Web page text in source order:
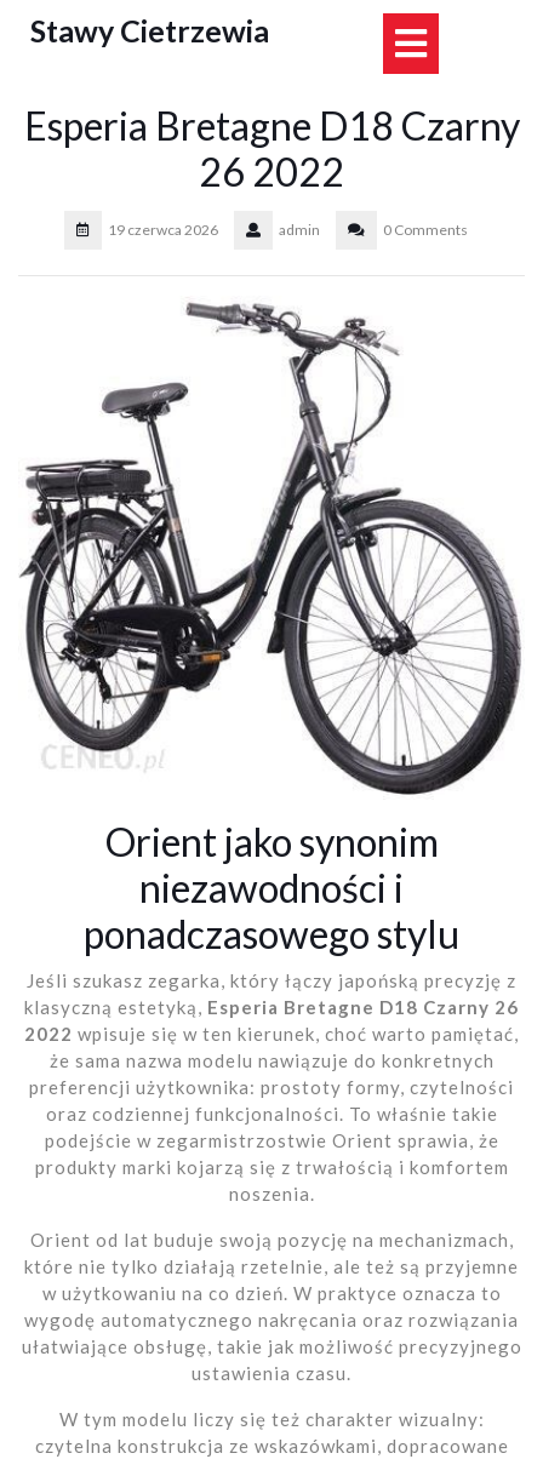
Stawy Cietrzewia
Esperia Bretagne D18 Czarny
26 2022
19 czerwca 2026 admin 0 Comments
Orient jako synonim
niezawodności i
ponadczasowego stylu
Jeśli szukasz zegarka, który łączy japońską precyzję z
klasyczną estetyką, Esperia Bretagne D18 Czarny 26
2022 wpisuje się w ten kierunek, choć warto pamiętać,
że sama nazwa modelu nawiązuje do konkretnych
preferencji użytkownika: prostoty formy, czytelności
oraz codziennej funkcjonalności. To właśnie takie
podejście w zegarmistrzostwie Orient sprawia, że
produkty marki kojarzą się z trwałością i komfortem
noszenia.
Orient od lat buduje swoją pozycję na mechanizmach,
które nie tylko działają rzetelnie, ale też są przyjemne
w użytkowaniu na co dzień. W praktyce oznacza to
wygodę automatycznego nakręcania oraz rozwiązania
ułatwiające obsługę, takie jak możliwość precyzyjnego
ustawienia czasu.
W tym modelu liczy się też charakter wizualny:
czytelna konstrukcja ze wskazówkami, dopracowane